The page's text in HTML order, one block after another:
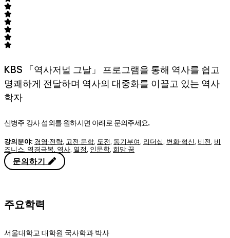
KBS 「역사저널 그날」 프로그램을 통해 역사를 쉽고
명쾌하게 전달하며 역사의 대중화를 이끌고 있는 역사
학자
신병주 강사 섭외를 원하시면 아래로 문의주세요.
강의분야: 경영·전략 고전·문학 도전 동기부여 리더십 변화·혁신 비전 비
즈니스 역경극복 역사 열정 인문학 희망·꿈
문의하기
주요학력
서울대학교 대학원 국사학과 박사